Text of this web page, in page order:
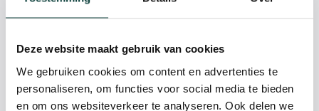
Deze website maakt gebruik van cookies
We gebruiken cookies om content en advertenties te
personaliseren, om functies voor social media te bieden
en om ons websiteverkeer te analyseren. Ook delen we
info@heebra.com
Hovenier of klusbedrijf? Neem contact met ons op voor
10% korting!